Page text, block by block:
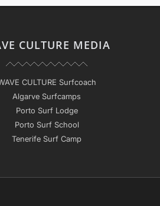
CULTURE MEDIA
CULTURE Surfcoach
Algarve Surfcamps
Porto Surf Lodge
Porto Surf School
Tenerife Surf Camp